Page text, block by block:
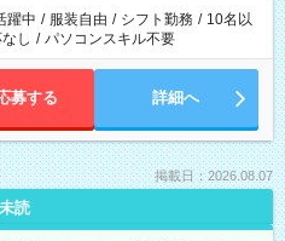
躍中 / 服装自由 / シフト勤務 / 10名以
し / パソコンスキル不要
募する 詳細へ
掲載日：2026.08.07
未読